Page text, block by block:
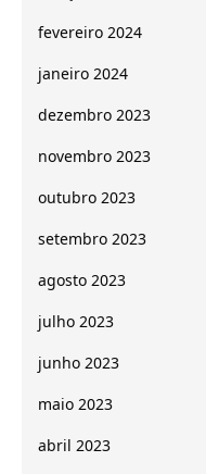
fevereiro 2024
janeiro 2024
dezembro 2023
novembro 2023
outubro 2023
setembro 2023
agosto 2023
julho 2023
junho 2023
maio 2023
abril 2023